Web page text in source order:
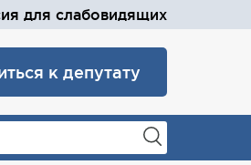
для слабовидящих
к депутату